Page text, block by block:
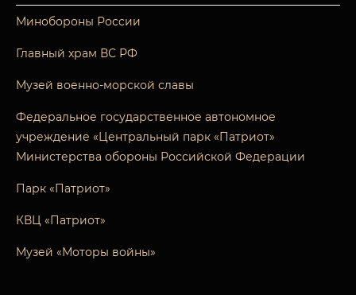
Минобороны России
Главный храм ВС РФ
Музей военно-морской славы
Федеральное государственное автономное
учреждение «Центральный парк «Патриот»
Министерства обороны Российской Федерации
Парк «Патриот»
КВЦ «Патриот»
Музей «Моторы войны»